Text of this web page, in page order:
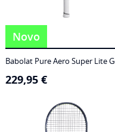
Novo
Babolat Pure Aero Super Lite
229,95 €